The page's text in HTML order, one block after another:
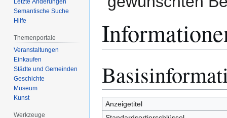
Navigation
Suche
Anzeigetitel
Semantische Suche
Hilfe
Themenportale
Veranstaltungen
Einkaufen
Städte und Gemeinden
Geschichte
Museum
Kunst
Werkzeuge